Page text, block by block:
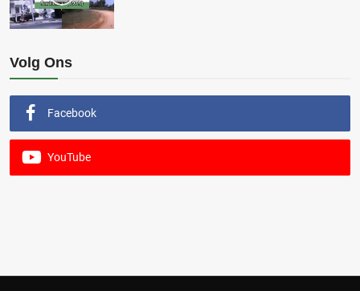
Volg Ons
Facebook
YouTube